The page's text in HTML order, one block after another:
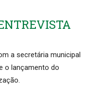
a secretária municipal
o lançamento do